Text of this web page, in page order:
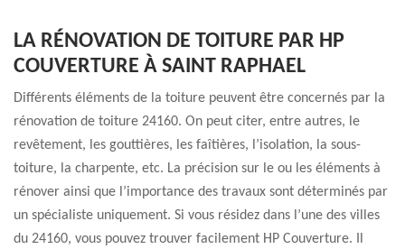
LA RÉNOVATION DE TOITURE PAR HP
COUVERTURE À SAINT RAPHAEL
Différents éléments de la toiture peuvent être concernés par la
rénovation de toiture 24160. On peut citer, entre autres, le
revêtement, les gouttières, les faîtières, l’isolation, la sous-
toiture, la charpente, etc. La précision sur le ou les éléments à
rénover ainsi que l’importance des travaux sont déterminés par
un spécialiste uniquement. Si vous résidez dans l’une des villes
du 24160, vous pouvez trouver facilement HP Couverture. Il